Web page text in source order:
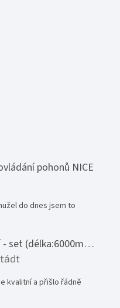
pohonů NICE
z 5 hvězdiček.
do dnes jsem to
Nerezové zábradlí - set (délka:6000mm x výška:1000mm)
z 5 hvězdiček.
kvalitní a přišlo řádně